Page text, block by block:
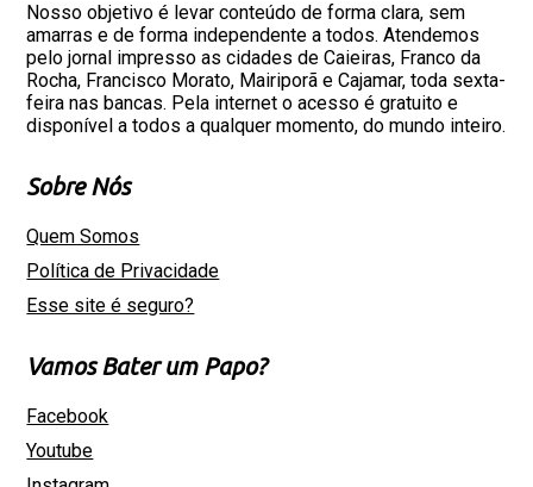
Nosso objetivo é levar conteúdo de forma clara, sem
amarras e de forma independente a todos. Atendemos
pelo jornal impresso as cidades de Caieiras, Franco da
Rocha, Francisco Morato, Mairiporã e Cajamar, toda sexta-
feira nas bancas. Pela internet o acesso é gratuito e
disponível a todos a qualquer momento, do mundo inteiro.
Sobre Nós
Quem Somos
Política de Privacidade
Esse site é seguro?
Vamos Bater um Papo?
Facebook
Youtube